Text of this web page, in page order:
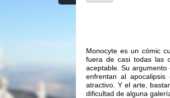
Monocyte es un cómic
fuera de casi todas las
aceptable. Su
enfrentan al
atractivo. Y el arte,
dificultad de alguna